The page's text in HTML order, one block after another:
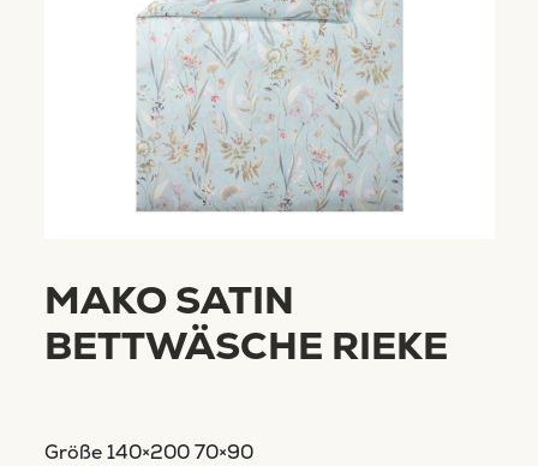
MAKO SATIN
BETTWÄSCHE RIEKE
Größe 140×200 70×90